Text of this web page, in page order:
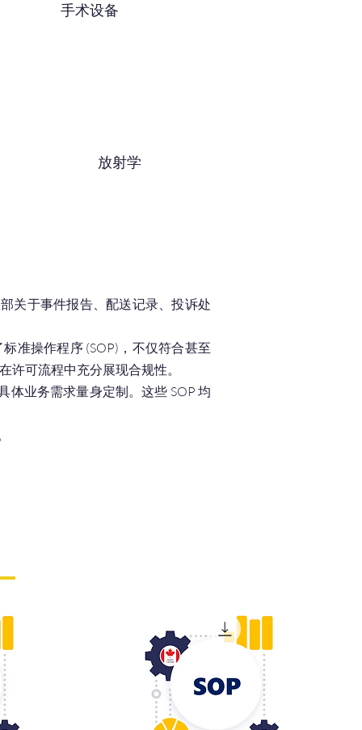
手术设备
放射学
关于事件报告、配送记录、投诉处
准操作程序 (SOP)，不仅符合甚至
许可流程中充分展现合规性。
体业务需求量身定制。这些 SOP 均